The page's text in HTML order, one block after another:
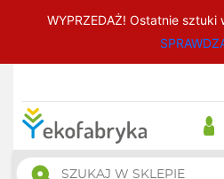
WYPRZEDAŻ! Ostatnie
Wyszukiwarka
produktów